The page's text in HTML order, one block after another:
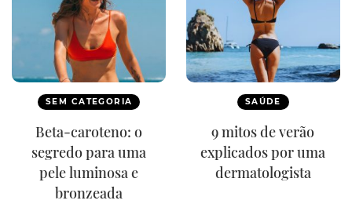
SEM CATEGORIA
Beta-caroteno: o
segredo para uma
pele luminosa e
bronzeada
SAÚDE
9 mitos de verão
explicados por uma
dermatologista